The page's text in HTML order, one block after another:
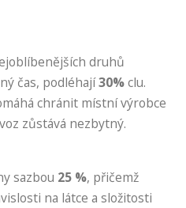
druhů
čas, podléhají30%clu.
chránit místní výrobce
zůstává nezbytný.
sazbou 25 %, přičemž
na látce a složitosti